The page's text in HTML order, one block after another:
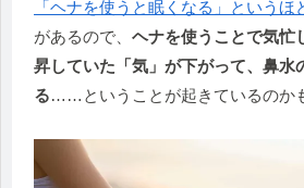
「ヘナを使うと眠くなる」という
があるので、 ヘナを使うことで気忙
昇していた「気」が下がって、鼻水
る……ということが起きているのか